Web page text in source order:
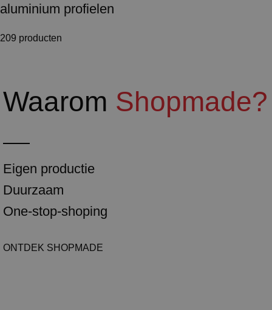
aluminium profielen
209 producten
Waarom Shopmade?
Eigen productie
Duurzaam
One-stop-shoping
ONTDEK SHOPMADE